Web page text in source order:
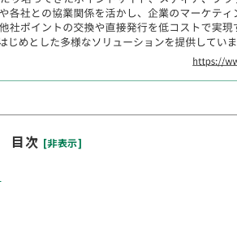
目次 [非表示]